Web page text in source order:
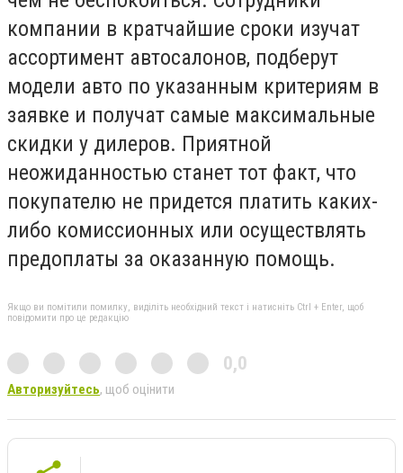
компании в кратчайшие сроки изучат
ассортимент автосалонов, подберут
модели авто по указанным критериям в
заявке и получат самые максимальные
скидки у дилеров. Приятной
неожиданностью станет тот факт, что
покупателю не придется платить каких-
либо комиссионных или осуществлять
предоплаты за оказанную помощь.
Якщо ви помітили помилку, виділіть необхідний текст і натисніть Ctrl + Enter, щоб
повідомити про це редакцію
0,0
Авторизуйтесь, щоб оцінити